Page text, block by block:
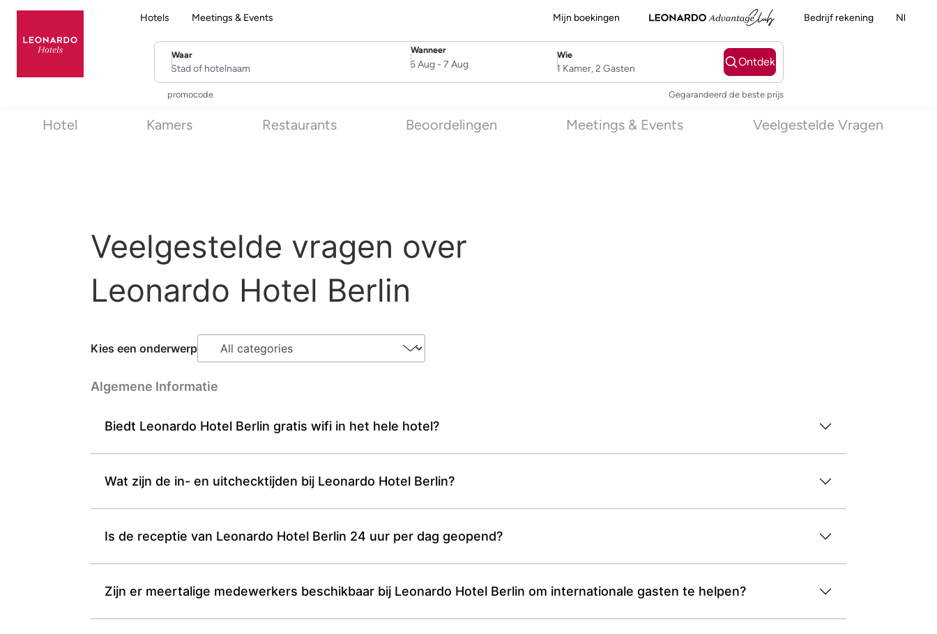
Hotels Meetings & Events Mijn boekingen Bedrijf rekening Nl
Waar
Stad of hotelnaam
Wanneer
SelectDate
6 Aug- 7 Aug
Wie
Username
1 Kamer, 2 Gasten
Ontdek
promocode Gegarandeerd de beste prijs
Hotel Kamers Restaurants Beoordelingen Meetings & Events Veelgestelde Vragen
Veelgestelde vragen over
Leonardo Hotel Berlin
Kies een onderwerp
Algemene Informatie
Biedt Leonardo Hotel Berlin gratis wifi in het hele hotel?
Wat zijn de in- en uitchecktijden bij Leonardo Hotel Berlin?
Is de receptie van Leonardo Hotel Berlin 24 uur per dag geopend?
Zijn er meertalige medewerkers beschikbaar bij Leonardo Hotel Berlin om internationale gasten te helpen?